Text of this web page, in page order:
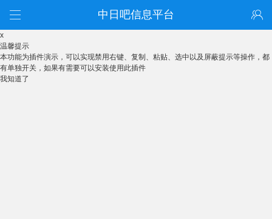
中日吧信息平台
x
温馨提示
本功能为插件演示，可以实现禁用右键、复制、粘贴、选中以及屏蔽提示等操作，都
有单独开关，如果有需要可以安装使用此插件
我知道了